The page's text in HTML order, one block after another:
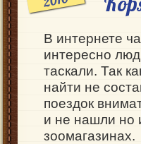
В интернете
интересно
таскали. Так
найти не
поездок
и не нашли но
зоомагазинах.